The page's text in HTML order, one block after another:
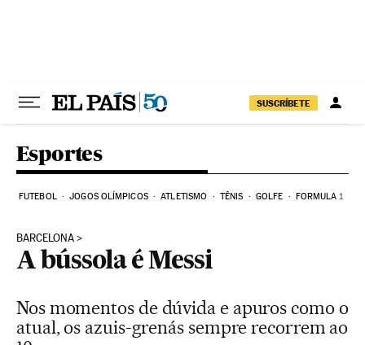
SUSCRÍBETE
Esportes
FUTEBOL JOGOS OLÍMPICOS ATLETISMO TÊNIS GOLFE FORMULA 1
BARCELONA
A bússola é Messi
Nos momentos de dúvida e apuros como o
atual, os azuis-grenás sempre recorrem ao